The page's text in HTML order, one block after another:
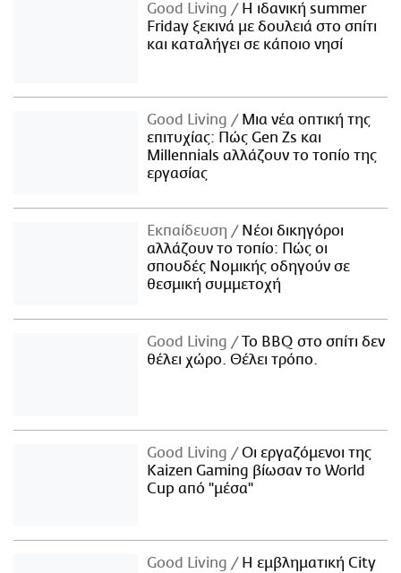
Good Living
Η ιδανική summer
Friday ξεκινά με δουλειά στο σπίτι
και καταλήγει σε κάποιο νησί
Good Living
Μια νέα οπτική της
επιτυχίας: Πώς Gen Zs και
Millennials αλλάζουν το τοπίο της
εργασίας
Εκπαίδευση
Νέοι δικηγόροι
αλλάζουν το τοπίο: Πώς οι
σπουδές Νομικής οδηγούν σε
θεσμική συμμετοχή
Good Living
Το BBQ στο σπίτι δεν
θέλει χώρο. Θέλει τρόπο.
Good Living
Οι εργαζόμενοι της
Kaizen Gaming βίωσαν το World
Cup από "μέσα"
Good Living
Η εμβληματική City